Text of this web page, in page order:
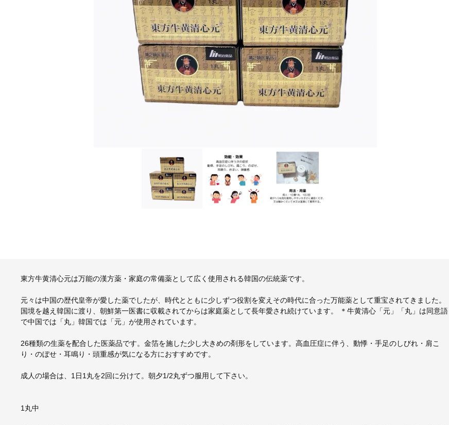
東方牛黄清心元は万能の漢方薬・家庭の常備薬として広く使用される韓国の伝統薬です。
元々は中国の歴代皇帝が愛した薬でしたが、時代とともに少しずつ役割を変えその時代に合った万能薬として重宝されてきました。
国境を越え韓国に渡り、朝鮮第一医書に収載されてからは家庭薬として長年愛され続けています。 ＊牛黄清心「元」「丸」は同意語
で中国では「丸」韓国では「元」が使用されています。
26種類の生薬を配合した医薬品です。金箔を施した少し大きめの剤形をしています。高血圧症に伴う、動悸・手足のしびれ・肩こ
り・のぼせ・耳鳴り・頭重感が気になる方におすすめです。
成人の場合は、1日1丸を2回に分けて。朝夕1/2丸ずつ服用して下さい。
1丸中